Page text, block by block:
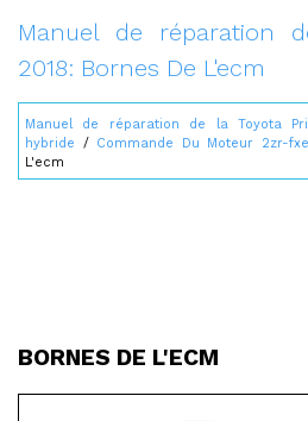
Manuel de réparation
2018: Bornes De L'ecm
Manuel de réparation de la Toyota
hybride / Commande Du Moteur 2zr-fxe
L'ecm
BORNES DE L'ECM